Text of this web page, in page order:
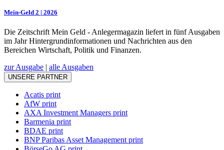
Mein-Geld 2 | 2026
Die Zeitschrift Mein Geld - Anlegermagazin liefert in fünf Ausgaben
im Jahr Hintergrundinformationen und Nachrichten aus den
Bereichen Wirtschaft, Politik und Finanzen.
zur Ausgabe | alle Ausgaben
UNSERE PARTNER
Acatis print
AfW print
AXA Investment Managers print
Barmenia print
BDAE print
BNP Paribas Asset Management print